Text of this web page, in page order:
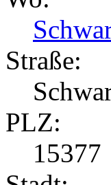
Straße:
PLZ:
15377